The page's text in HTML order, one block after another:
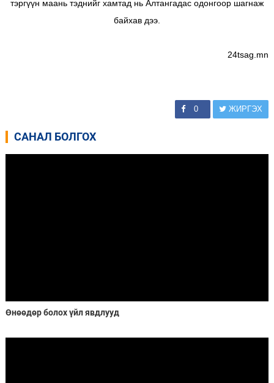
тэргүүн маань тэднийг хамтад нь Алтангадас одонгоор шагнаж
байхав дээ.
24tsag.mn
0 ЖИРГЭХ
САНАЛ БОЛГОХ
Өнөөдөр болох үйл явдлууд